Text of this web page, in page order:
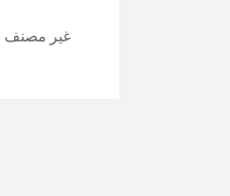
غير مصنف